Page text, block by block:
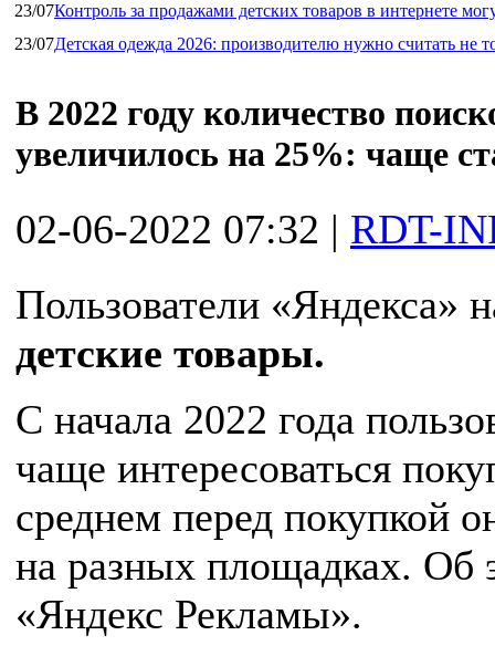
23/07Контроль за продажами детских товаров в интернете
23/07Детская одежда 2026: производителю нужно считать не
В 2022 году количество
увеличилось на 25%: чаще
02-06-2022 07:32 | RDT-
Пользователи «Яндекса»
детские товары.
С начала 2022 года
чаще интересоваться
среднем перед покупкой
на разных площадках. Об
«Яндекс Рекламы».